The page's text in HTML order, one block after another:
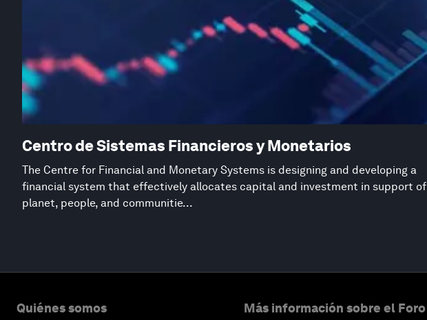
Centro de Sistemas Financieros y Monetarios
The Centre for Financial and Monetary Systems is designing and developing a
financial system that effectively allocates capital and investment in support of
planet, people, and communitie...
Quiénes somos Más información sobre el Foro